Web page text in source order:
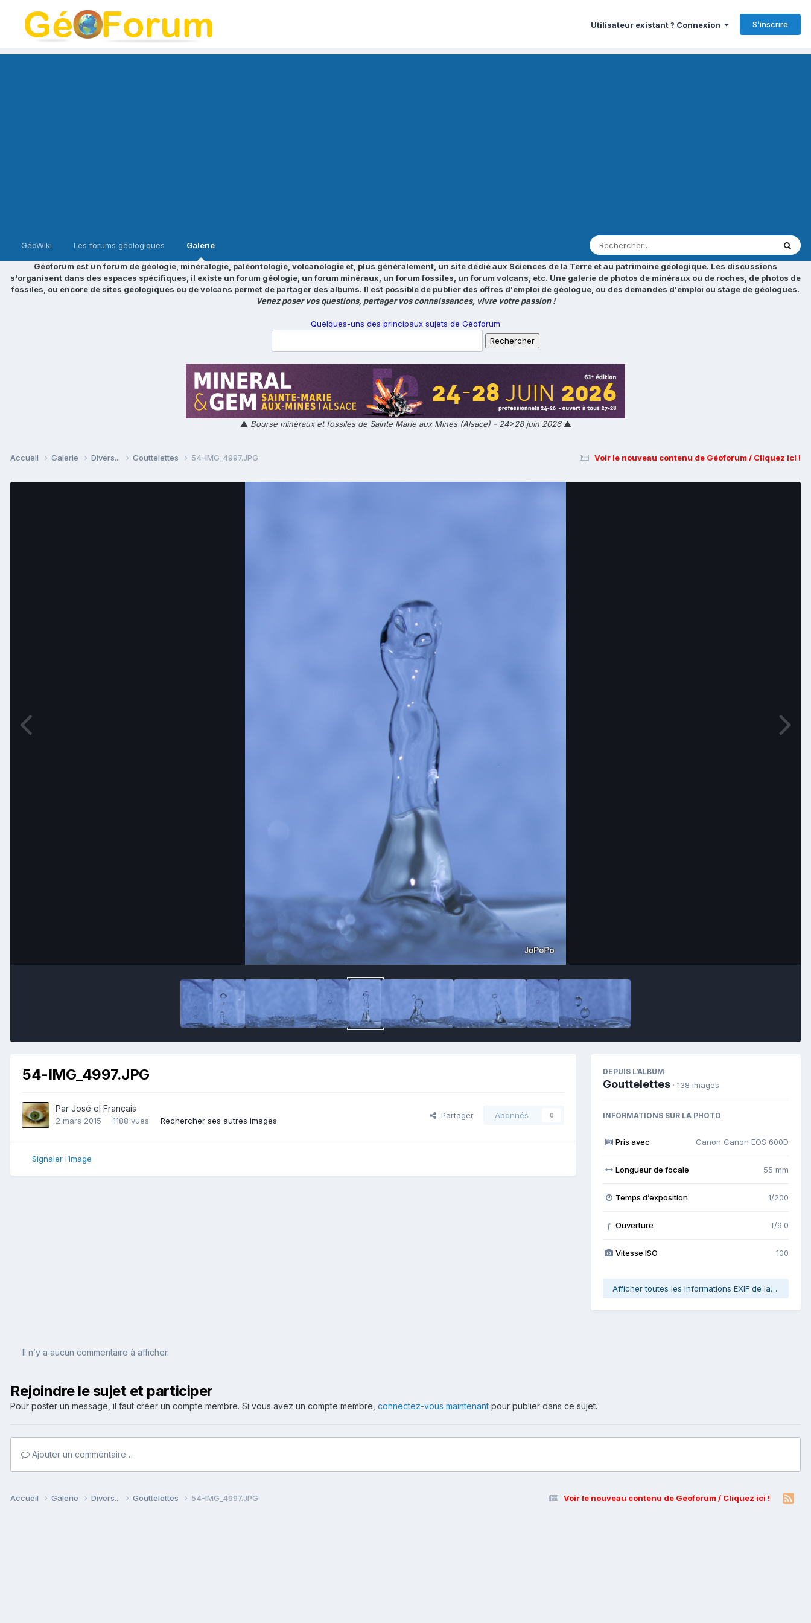
Utilisateur existant ? Connexion S’inscrire
GéoWiki Les forums géologiques Galerie
Géoforum est un forum de géologie, minéralogie, paléontologie, volcanologie et, plus généralement, un site dédié aux Sciences de la Terre et au patrimoine géologique. Les discussions
s'organisent dans des espaces spécifiques, il existe un forum géologie, un forum minéraux, un forum fossiles, un forum volcans, etc. Une galerie de photos de minéraux ou de roches, de photos de
fossiles, ou encore de sites géologiques ou de volcans permet de partager des albums. Il est possible de publier des offres d'emploi de géologue, ou des demandes d'emploi ou stage de géologues.
Venez poser vos questions, partager vos connaissances, vivre votre passion !
Quelques-uns des principaux sujets de Géoforum
▲ Bourse minéraux et fossiles de Sainte Marie aux Mines (Alsace) - 24>28 juin 2026▲
Voir le nouveau contenu de Géoforum / Cliquez ici !
Accueil Galerie Divers... Gouttelettes 54-IMG_4997.JPG
54-IMG_4997.JPG
Par José el Français
2 mars 2015 1188 vues Rechercher ses autres images
Partager Abonnés 0
Signaler l’image
DEPUIS L’ALBUM
Gouttelettes · 138 images
INFORMATIONS SUR LA PHOTO
Pris avec Canon Canon EOS 600D
Longueur de focale 55 mm
Temps d’exposition 1/200
f Ouverture f/9.0
Vitesse ISO 100
Afficher toutes les informations EXIF de la photo
Il n’y a aucun commentaire à afficher.
Rejoindre le sujet et participer
Pour poster un message, il faut créer un compte membre. Si vous avez un compte membre, connectez-vous maintenant pour publier dans ce sujet.
Ajouter un commentaire…
Voir le nouveau contenu de Géoforum / Cliquez ici !
Accueil Galerie Divers... Gouttelettes 54-IMG_4997.JPG